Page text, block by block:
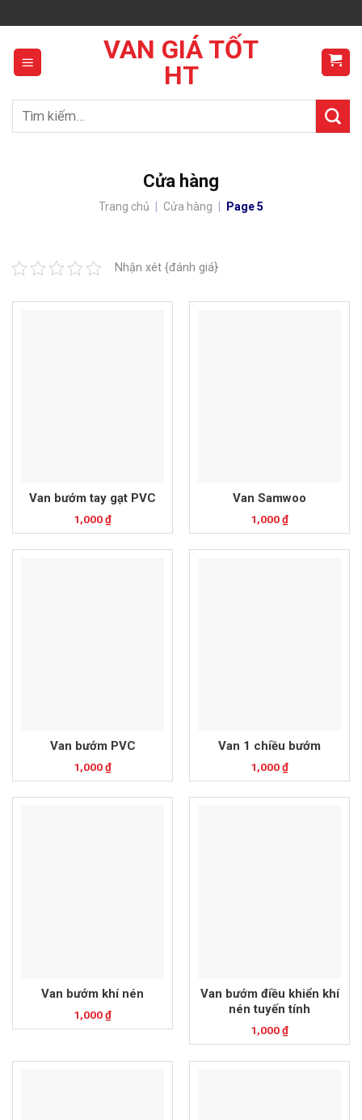
to
content
VAN GIÁ TỐT
HT
Tìm
Cửa hàng
Trang chủ Cửa hàng Page 5
Nhận xét {đánh giá}
Van bướm tay gạt PVC
1,000₫
Van Samwoo
1,000₫
Van bướm PVC
1,000₫
Van 1 chiều bướm
1,000₫
Van bướm khí nén
1,000₫
Van bướm điều khiển khí
nén tuyến tính
1,000₫